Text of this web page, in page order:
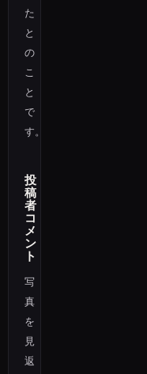
た
と
の
こ
と
で
す。
投
稿
者
コ
メ
ン
ト
写
真
を
見
返